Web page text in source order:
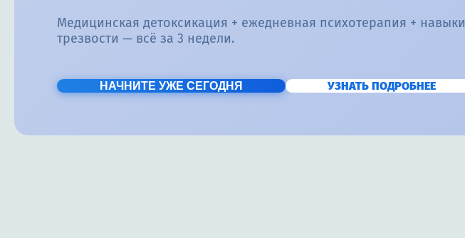
Медицинская детоксикация + ежедневная психотерапия + навыки
трезвости — всё за 3 недели.
НАЧНИТЕ УЖЕ СЕГОДНЯ УЗНАТЬ ПОДРОБНЕЕ